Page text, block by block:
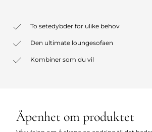
To setedybder for ulike behov
Den ultimate loungesofaen
Kombiner som du vil
Åpenhet om produktet